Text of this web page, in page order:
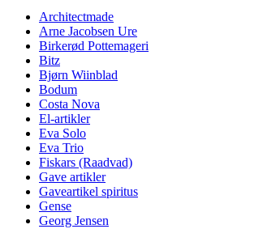
Architectmade
Arne Jacobsen Ure
Birkerød Pottemageri
Bitz
Bjørn Wiinblad
Bodum
Costa Nova
El-artikler
Eva Solo
Eva Trio
Fiskars (Raadvad)
Gave artikler
Gaveartikel spiritus
Gense
Georg Jensen